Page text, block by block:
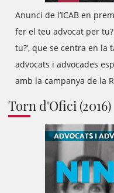
Anunci de l’ICAB en
fer el teu advocat per
tu?’, que se centra en la
advocats i advocades
amb la campanya de la
Torn d'Ofici (2016)